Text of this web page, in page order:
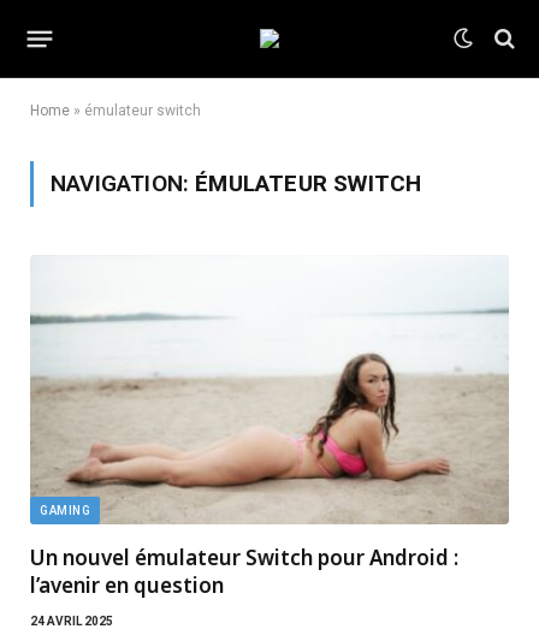
Home » émulateur switch
NAVIGATION: ÉMULATEUR SWITCH
GAMING
Un nouvel émulateur Switch pour Android :
l’avenir en question
24 AVRIL 2025